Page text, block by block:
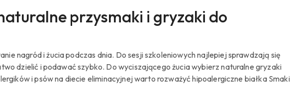
przysmaki i gryzaki do
nagród i żucia podczas dnia. Do sesji szkoleniowych najlepiej sprawdzają się
dzielić i podawać szybko. Do wyciszającego żucia wybierz naturalne gryzaki
i psów na diecie eliminacyjnej warto rozważyć hipoalergiczne białka Smaki